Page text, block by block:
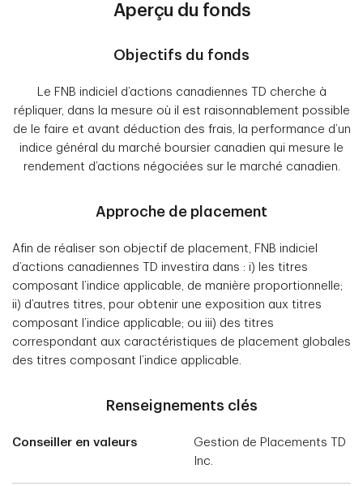
Aperçu du fonds
Objectifs du fonds
Le FNB indiciel d’actions canadiennes TD cherche à
répliquer, dans la mesure où il est raisonnablement possible
de le faire et avant déduction des frais, la performance d’un
indice général du marché boursier canadien qui mesure le
rendement d’actions négociées sur le marché canadien.
Approche de placement
Afin de réaliser son objectif de placement, FNB indiciel
d’actions canadiennes TD investira dans : i) les titres
composant l’indice applicable, de manière proportionnelle;
ii) d’autres titres, pour obtenir une exposition aux titres
composant l’indice applicable; ou iii) des titres
correspondant aux caractéristiques de placement globales
des titres composant l’indice applicable.
Renseignements clés
Conseiller en valeurs
Gestion de Placements TD
Inc.